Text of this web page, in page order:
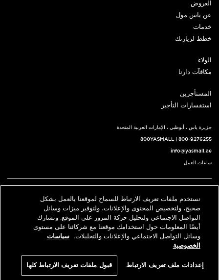
العروض
عن ياس مول
خدمات
خطط لزيارتك
الولاء
مكافآت دارنا
المستأجرين
استفسارات التأجير
جزيرة ياس ، أبوظبي ، الإمارات العربية المتحدة
800YASMALL 800-9276255
info@yasmall.ae
ساعات العمل
English حدد موقعنا اتصل بنا
© 2026 كل الحقوق محفوظة، ياس مول v3.1
An ALDAR Property
نستخدم ملفات تعريف الارتباط للسماح لموقعنا بالعمل بشكل
صحيح، ولتخصيص المحتوى والإعلانات، ولتوفير ميزات وسائل
التواصل الاجتماعي ولتحليل حركة المرور على الموقع. ونشارك
أيضًا المعلومات حول استخدامك موقعنا مع شركائنا على مستوى
وسائل التواصل الاجتماعي والإعلانات والتحليلات.
سياسات
الخصوصية
إعدادات ملف تعريف الارتباط قبول ملفات تعريف الارتباط كلها